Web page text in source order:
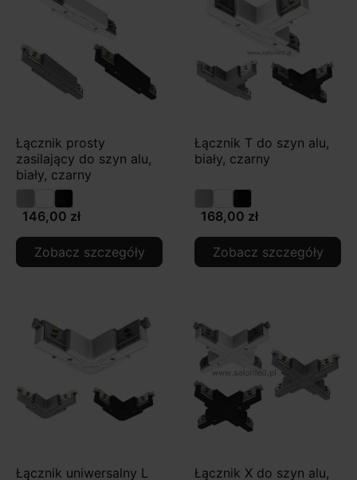
Łącznik prosty
zasilający do szyn alu,
biały, czarny
146,00 zł
Zobacz szczegóły
Łącznik T do szyn alu,
biały, czarny
168,00 zł
Zobacz szczegóły
Łącznik uniwersalny L
Łącznik X do szyn alu,